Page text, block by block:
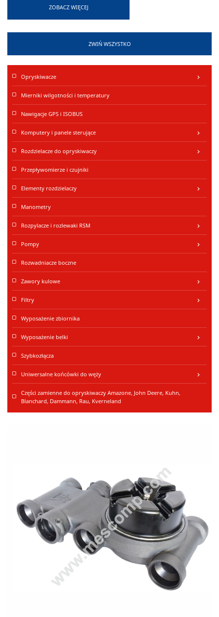
ZWIŃ WSZYSTKO
Opryskiwacze keyboard_arrow_right
Mierniki wilgotności i temperatury
Nawigacje GPS i ISOBUS
Komputery i panele sterujące keyboard_arrow_right
Rozdzielacze do opryskiwaczy keyboard_arrow_right
Przepływomierze i czujniki
Elementy rozdzielaczy keyboard_arrow_right
Manometry
Rozpylacze i rozlewaki RSM keyboard_arrow_right
Pompy keyboard_arrow_right
Rozwadniacze boczne
Zawory kulowe keyboard_arrow_right
Filtry keyboard_arrow_right
Wyposażenie zbiornika
Wyposażenie belki keyboard_arrow_right
Szybkozłącza
Uniwersalne końcówki do węży keyboard_arrow_right
Części zamienne do opryskiwaczy Amazone, John Deere, Kuhn,
Blanchard, Dammann, Rau, Kverneland
Maksymalne ciśnienie:
ZOBACZ WIĘCEJ